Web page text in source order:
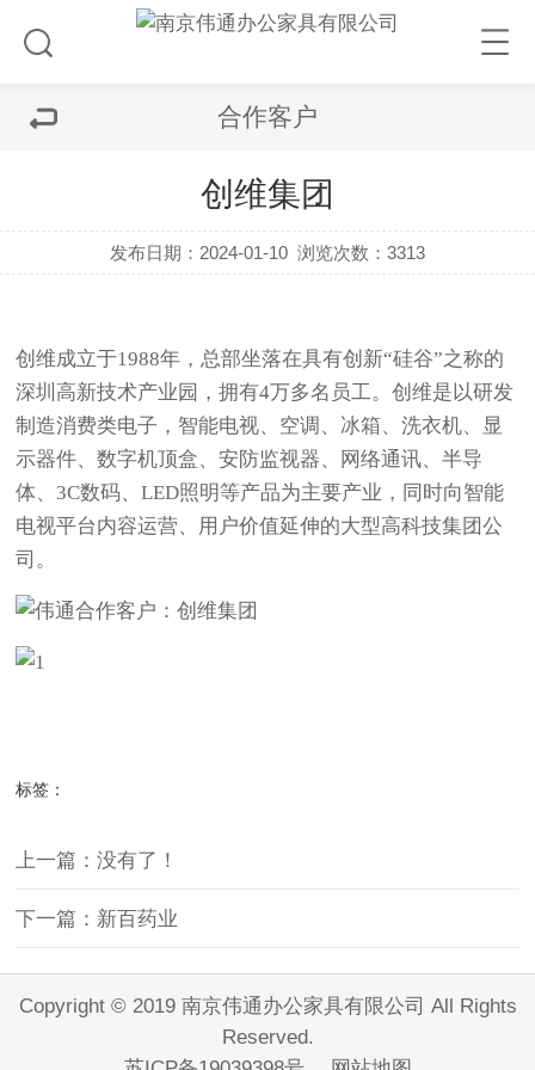
合作客户
创维集团
发布日期：2024-01-10 浏览次数：3313
创维成立于1988年，总部坐落在具有创新“硅谷”之称的
深圳高新技术产业园，拥有4万多名员工。创维是以研发
制造消费类电子，智能电视、空调、冰箱、洗衣机、显
示器件、数字机顶盒、安防监视器、网络通讯、半导
体、3C数码、LED照明等产品为主要产业，同时向智能
电视平台内容运营、用户价值延伸的大型高科技集团公
司。
标签：
上一篇：没有了！
下一篇：新百药业
Copyright © 2019 南京伟通办公家具有限公司 All Rights
Reserved.